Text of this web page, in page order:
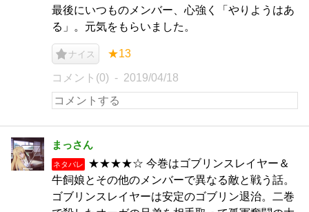
最後にいつものメンバー、心強く「やりようはあ
る」。元気をもらいました。
ナイス ★13
コメント(0) 2019/04/18
まっさん
ネタバレ
★★★★☆ 今巻はゴブリンスレイヤー＆
牛飼娘とその他のメンバーで異なる敵と戦う話。
ゴブリンスレイヤーは安定のゴブリン退治。二巻